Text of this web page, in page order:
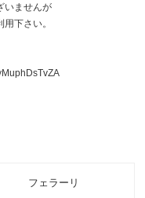
いませんが
下さい。
フェラーリ